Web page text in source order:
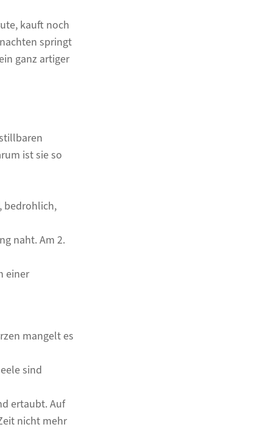
kauft noch
springt
ganz artiger
ist sie so
bedrohlich,
naht. Am 2.
einer
mangelt es
sind
ertaubt. Auf
nicht mehr